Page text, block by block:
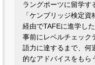
ラングポーツに留学す
「ケンブリッジ検定
経由でTAFEに進学し
事前にレベルチェック
語力に達するまで、何
的なアドバイスをもら